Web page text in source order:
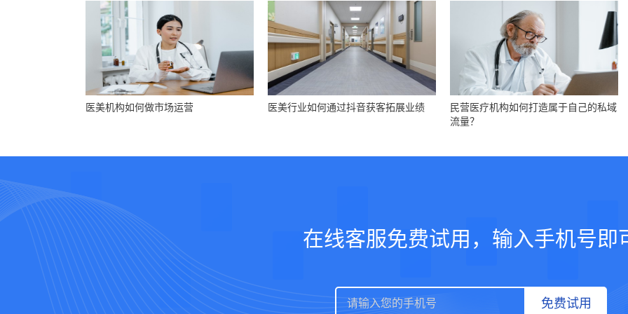
医美机构如何做市场运营 医美行业如何通过抖音获客拓展业绩
民营医疗机构如何打造属于自己的私域
流量？
在线客服免费试用，输入手机号即
免费试用